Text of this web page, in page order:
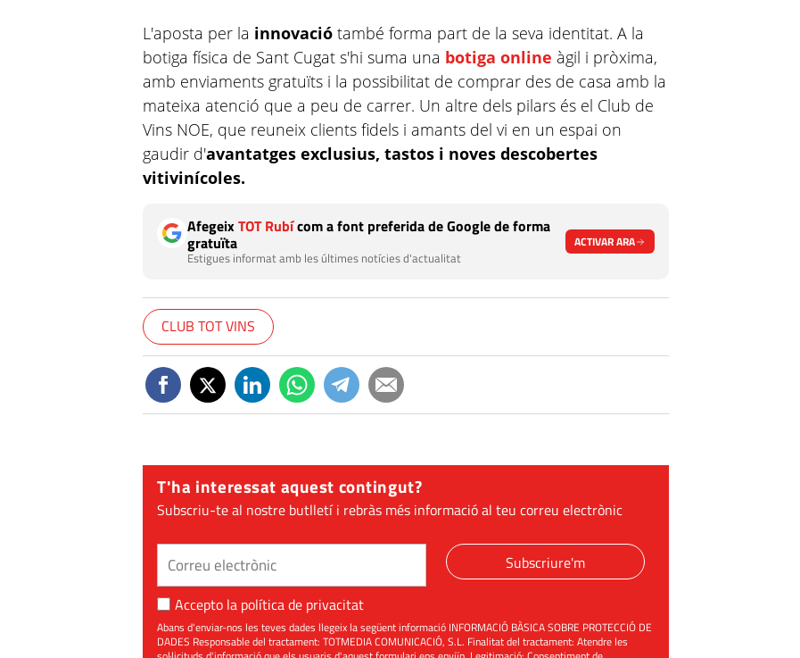
L'aposta per la innovació també forma part de la seva identitat. A la
botiga física de Sant Cugat s'hi suma una botiga online àgil i pròxima,
amb enviaments gratuïts i la possibilitat de comprar des de casa amb la
mateixa atenció que a peu de carrer. Un altre dels pilars és el Club de
Vins NOE, que reuneix clients fidels i amants del vi en un espai on
gaudir d'avantatges exclusius, tastos i noves descobertes
vitivinícoles.
AfegeixTOT Rubícom a font preferida de Google de forma
gratuïta
Estigues informat amb les últimes notícies d'actualitat
ACTIVAR ARA
CLUB TOT VINS
T'ha interessat aquest contingut?
Subscriu-te al nostre butlletí i rebràs més informació al teu correu electrònic
Subscriure'm
Accepto la política de privacitat
Abans d'enviar-nos les teves dades llegeix la següent informació INFORMACIÓ BÀSICA SOBRE PROTECCIÓ DE
DADES Responsable del tractament: TOTMEDIA COMUNICACIÓ, S.L. Finalitat del tractament: Atendre les